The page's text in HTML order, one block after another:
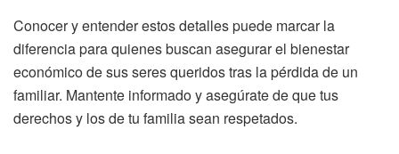
Conocer y entender estos detalles puede marcar la
diferencia para quienes buscan asegurar el bienestar
económico de sus seres queridos tras la pérdida de un
familiar. Mantente informado y asegúrate de que tus
derechos y los de tu familia sean respetados.